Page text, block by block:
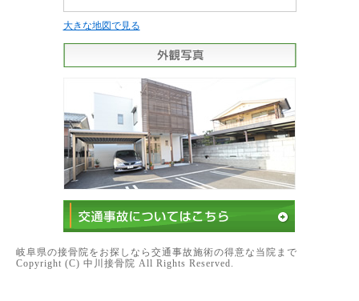
大きな地図で見る
岐阜県の接骨院をお探しなら交通事故施術の得意な当院まで
Copyright (C) 中川接骨院 All Rights Reserved.